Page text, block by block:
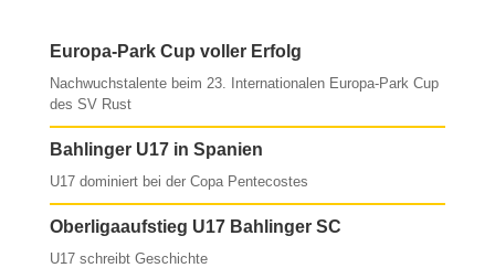
Europa-Park Cup voller Erfolg
Nachwuchstalente beim 23. Internationalen Europa-Park Cup
des SV Rust
Bahlinger U17 in Spanien
U17 dominiert bei der Copa Pentecostes
Oberligaaufstieg U17 Bahlinger SC
U17 schreibt Geschichte